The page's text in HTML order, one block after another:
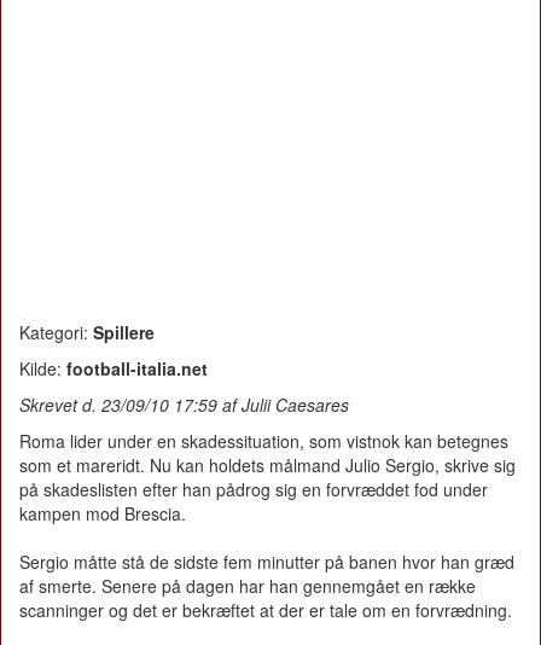
Kategori: Spillere
Kilde: football-italia.net
Skrevet d. 23/09/10 17:59 af Julii Caesares
Roma lider under en skadessituation, som vistnok kan betegnes
som et mareridt. Nu kan holdets målmand Julio Sergio, skrive sig
på skadeslisten efter han pådrog sig en forvræddet fod under
kampen mod Brescia.
Sergio måtte stå de sidste fem minutter på banen hvor han græd
af smerte. Senere på dagen har han gennemgået en række
scanninger og det er bekræftet at der er tale om en forvrædning.